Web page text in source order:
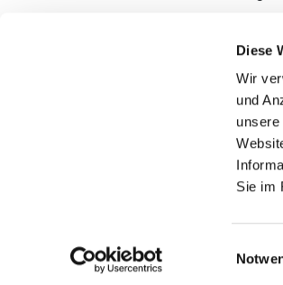
Diese
Wir
und
Sie im
anderem in Zeiten von
Einsparung, die den Weg
Efficiency Awards am
für
Livestream übertragen.
Träger der Initiative